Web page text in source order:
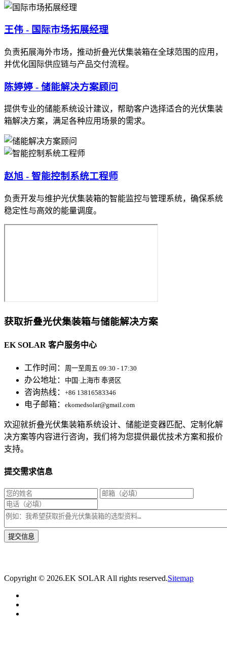
王伟 - 国际市场拓展经理
负责拓展海外市场，推动折叠光伏集装箱在全球范围的应用，
并优化国际供应链与产品交付流程。
陈婷婷 - 储能解决方案顾问
提供专业的储能系统设计建议，帮助客户选择适合的光伏集装
箱解决方案，满足各种应用场景的需求。
赵旭 - 智能控制系统工程师
负责开发与维护光伏集装箱的智能监控与管理系统，确保系统
稳定性与高效的能量调度。
获取折叠光伏集装箱与储能解决方案
EK SOLAR 客户服务中心
工作时间： 周一至周五 09:30 - 17:30
办公地址： 中国·上海市 奉贤区
咨询热线： +86 13816583346
电子邮箱： ekomedsolar@gmail.com
欢迎就折叠光伏集装箱系统设计、储能逆变器匹配、定制化解
决方案等内容进行咨询，我们将为您提供最优技术方案和报价
支持。
提交需求信息
Copyright © 2026.EK SOLAR All rights reserved.Sitemap